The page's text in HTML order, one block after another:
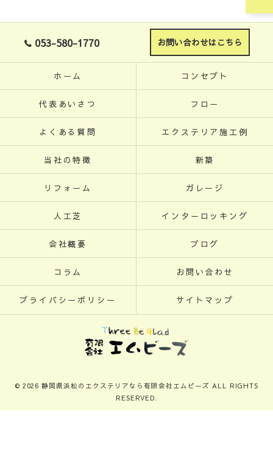
053-580-1770 お問い合わせはこちら
ホーム コンセプト
代表あいさつ フロー
よくある質問 エクステリア施工例
当社の特徴 新築
リフォーム ガレージ
人工芝 インターロッキング
会社概要 ブログ
コラム お問い合わせ
プライバシーポリシー サイトマップ
© 2026 静岡県浜松のエクステリアなら有限会社エムビーズ ALL RIGHTS
RESERVED.